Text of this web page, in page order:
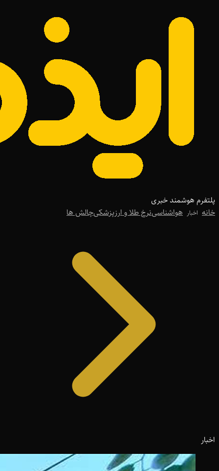
پلتفرم هوشمند خبری
خانه اخبار هواشناسینرخ طلا و ارزپزشکیچالش ها
اخبار